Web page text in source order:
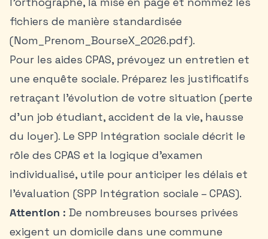
fichiers de manière standardisée
(Nom_Prenom_BourseX_2026.pdf).
Pour les aides CPAS, prévoyez un entretien et
une enquête sociale. Préparez les justificatifs
retraçant l’évolution de votre situation (perte
d’un job étudiant, accident de la vie, hausse
du loyer). Le SPP Intégration sociale décrit le
rôle des CPAS et la logique d’examen
individualisé, utile pour anticiper les délais et
l’évaluation (SPP Intégration sociale – CPAS).
Attention : De nombreuses bourses privées
exigent un domicile dans une commune